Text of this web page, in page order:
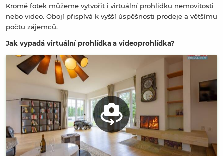
Kromě fotek můžeme vytvořit i virtuální prohlídku nemovitosti
nebo video. Obojí přispívá k vyšší úspěšnosti prodeje a většímu
počtu zájemců.
Jak vypadá virtuální prohlídka a videoprohlídka?